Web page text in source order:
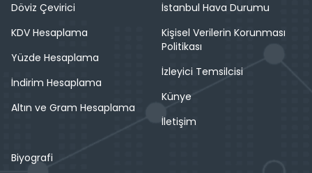
Döviz Çevirici
KDV Hesaplama
Yüzde Hesaplama
İndirim Hesaplama
Altın ve Gram Hesaplama
İstanbul Hava Durumu
Kişisel Verilerin Korunması
Politikası
İzleyici Temsilcisi
Künye
İletişim
Biyografi